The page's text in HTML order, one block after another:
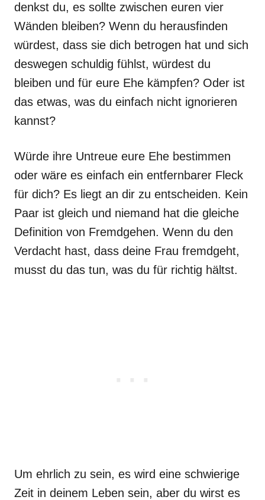
denkst du, es sollte zwischen euren vier
Wänden bleiben? Wenn du herausfinden
würdest, dass sie dich betrogen hat und sich
deswegen schuldig fühlst, würdest du
bleiben und für eure Ehe kämpfen? Oder ist
das etwas, was du einfach nicht ignorieren
kannst?
Würde ihre Untreue eure Ehe bestimmen
oder wäre es einfach ein entfernbarer Fleck
für dich? Es liegt an dir zu entscheiden. Kein
Paar ist gleich und niemand hat die gleiche
Definition von Fremdgehen. Wenn du den
Verdacht hast, dass deine Frau fremdgeht,
musst du das tun, was du für richtig hältst.
Um ehrlich zu sein, es wird eine schwierige
Zeit in deinem Leben sein, aber du wirst es